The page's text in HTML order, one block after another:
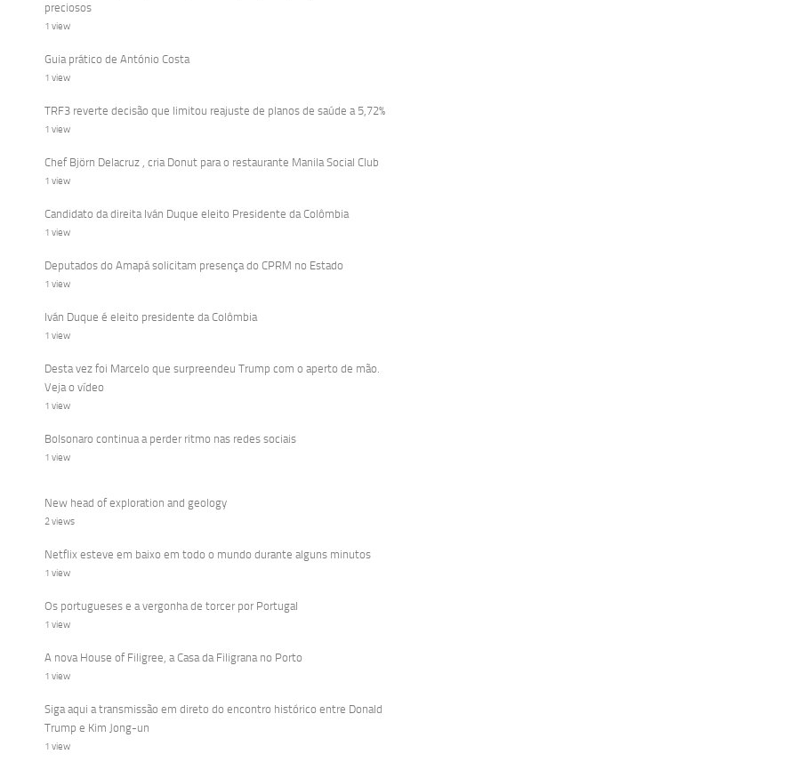
preciosos
1 view
Guia prático de António Costa
1 view
TRF3 reverte decisão que limitou reajuste de planos de saúde a 5,72%
1 view
Chef Björn Delacruz , cria Donut para o restaurante Manila Social Club
1 view
Candidato da direita Iván Duque eleito Presidente da Colômbia
1 view
Deputados do Amapá solicitam presença do CPRM no Estado
1 view
Iván Duque é eleito presidente da Colômbia
1 view
Desta vez foi Marcelo que surpreendeu Trump com o aperto de mão.
Veja o vídeo
1 view
Bolsonaro continua a perder ritmo nas redes sociais
1 view
New head of exploration and geology
2 views
Netflix esteve em baixo em todo o mundo durante alguns minutos
1 view
Os portugueses e a vergonha de torcer por Portugal
1 view
A nova House of Filigree, a Casa da Filigrana no Porto
1 view
Siga aqui a transmissão em direto do encontro histórico entre Donald
Trump e Kim Jong-un
1 view